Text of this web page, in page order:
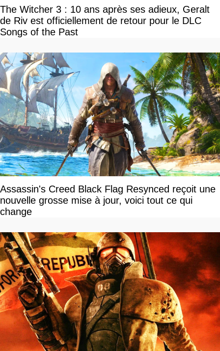
The Witcher 3 : 10 ans après ses adieux, Geralt
de Riv est officiellement de retour pour le DLC
Songs of the Past
Assassin's Creed Black Flag Resynced reçoit une
nouvelle grosse mise à jour, voici tout ce qui
change